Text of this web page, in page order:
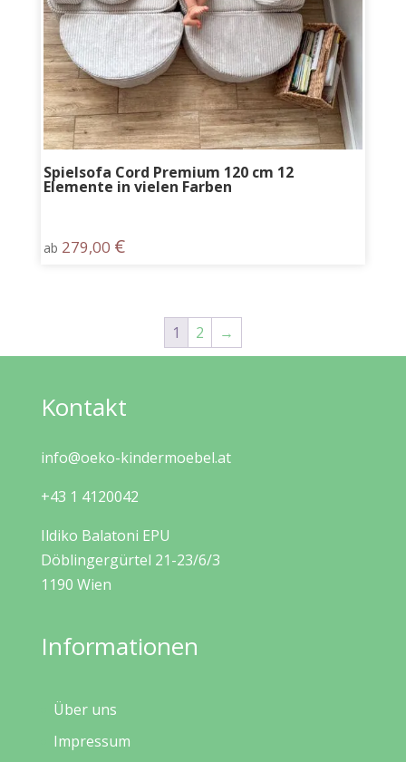
Spielsofa Cord Premium 120 cm 12
Elemente in vielen Farben
ab 279,00 €
1 2 →
Kontakt
info@oeko-kindermoebel.at
+43 1 4120042
Ildiko Balatoni EPU
Döblingergürtel 21-23/6/3
1190 Wien
Informationen
Über uns
Impressum